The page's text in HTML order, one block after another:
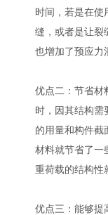
时间，若是在使
缝，或者是让裂
也增加了预应力
优点二：节省材
时，因其结构需
的用量和构件截
材料就节省了一
重荷载的结构性
优点三：能够提